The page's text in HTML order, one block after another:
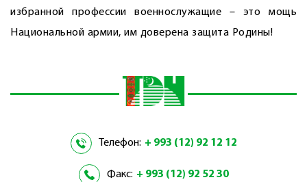
избранной профессии военнослужащие – это мощь
Нацио­нальной армии, им доверена защита Родины!
Телефон: + 993 (12) 92 12 12
Факс: + 993 (12) 92 52 30